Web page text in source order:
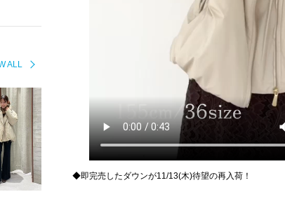
ALL
◆即完売したダウンが11/13(木)待望の再入荷！